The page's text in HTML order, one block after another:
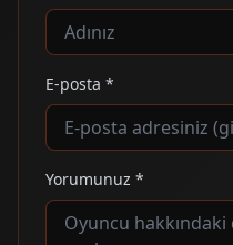
E-posta *
Yorumunuz *